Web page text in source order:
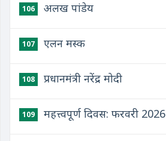
106 अलख पांडेय
107 एलन मस्क
108 प्रधानमंत्री नरेंद्र मोदी
109 महत्त्वपूर्ण दिवस: फरवरी 2026